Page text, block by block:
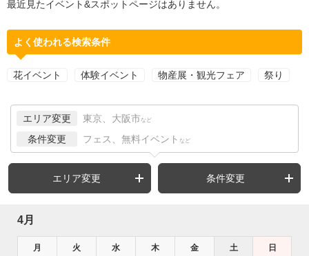
最近見たイベント&スポットページはありません。
よく使われる検索条件
花イベント 体験イベント 物産展・観光フェア 祭り
エリア変更 東京、大阪市 など
条件変更 フェス、無料イベント など
エリア変更 条件変更
4月
月 火 水 木 金 土 日